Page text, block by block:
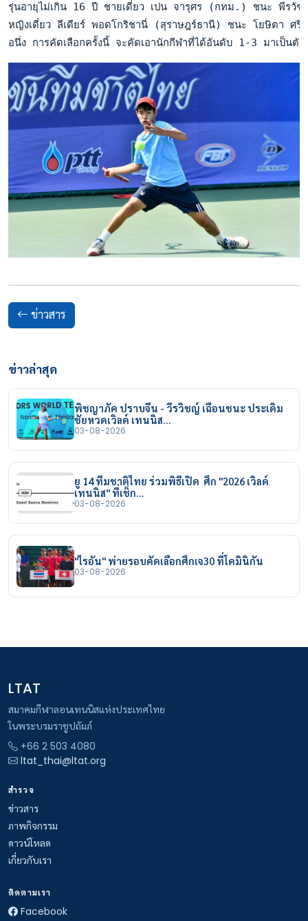
รุ่นอายุไม่เกิน 16 ปี ชายเดี่ยว เปน จารุศร (กทม.) ชนะ
หญิงเดี่ยว ลีเดียร์ พอดโกริชานี่ (สุราษฎร์ธานี) ชนะ โยษิต
อนึ่ง การคัดเลือกครั้งนี้ จะคัดเอานักกีฬาที่ได้อันดับ 1-3 มาเป็น
ข่าวสาร
ข่าวล่าสุด
พิชญาภัค ปราบจีน - วีรวิชญ์ เฉือนชนะ ประเดิม
ชัยหวดเวิลด์ เทนนิส…
03-08-2026
ยู 14 ทีมชาติไทย ร่วมพิธีเปิด ศึก "2026 เวิลด์
เทนนิส" ที่เช็ก…
03-08-2026
"ไรอัน" พ่ายรอบคัดเลือกศึกเจ30 ที่โดมินิกัน
03-08-2026
LTAT
สมาคมกีฬาลอนเทนนิสแห่งประเทศไทย
ในพระบรมราชูปถัมภ์
+66 2 503 4080
ltat_thai@ltat.org
สำรวจ
ข่าวสาร
ภาพกิจกรรม
ดาวน์โหลด
เกี่ยวกับเรา
ติดตามเรา
Facebook